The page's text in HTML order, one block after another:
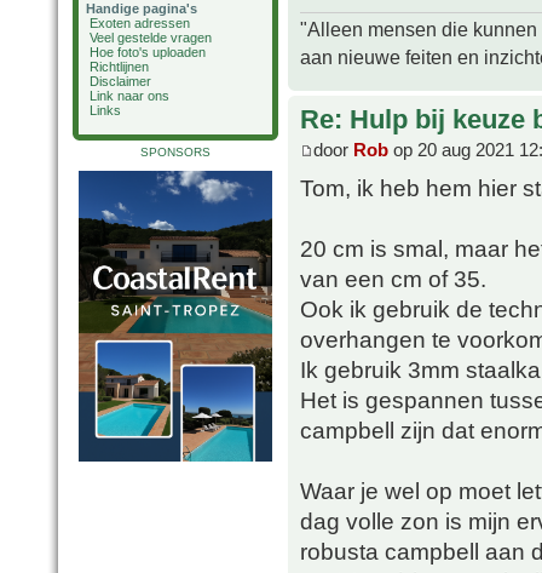
Handige pagina's
Exoten adressen
Veel gestelde vragen
Hoe foto's uploaden
Richtlijnen
Disclaimer
Link naar ons
Links
SPONSORS
"Alleen mensen die
aan nieuwe feiten en
Re: Hulp bij keuze
door Rob op 20 aug 2021
Tom, ik heb hem hier
20 cm is smal, maar
van een cm of 35.
Ook ik gebruik de
overhangen te
Ik gebruik 3mm
Het is gespannen
campbell zijn dat
Waar je wel op moet
dag volle zon is mijn
robusta campbell aan